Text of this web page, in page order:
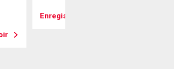
Enregistrer